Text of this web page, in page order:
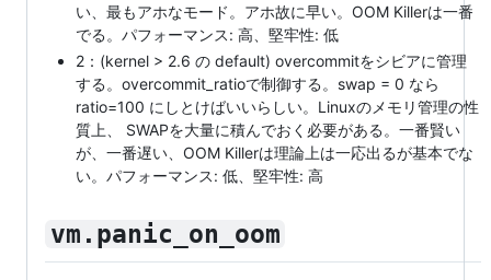
い、最もアホなモード。アホ故に早い。OOM Killerは一番
でる。パフォーマンス: 高、堅牢性: 低
2：(kernel > 2.6 の default) overcommitをシビアに管理
する。overcommit_ratioで制御する。swap = 0 なら
ratio=100 にしとけばいいらしい。Linuxのメモリ管理の性
質上、 SWAPを大量に積んでおく必要がある。一番賢い
が、一番遅い、OOM Killerは理論上は一応出るが基本でな
い。パフォーマンス: 低、堅牢性: 高
vm.panic_on_oom